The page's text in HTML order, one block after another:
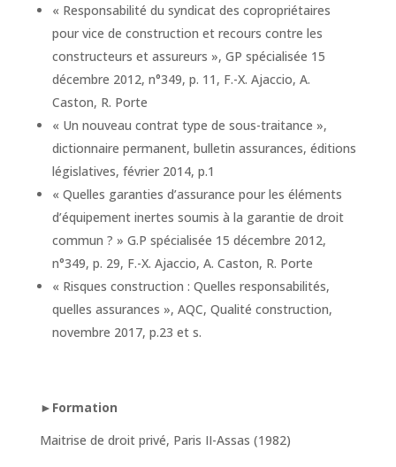
« Responsabilité du syndicat des copropriétaires
pour vice de construction et recours contre les
constructeurs et assureurs », GP spécialisée 15
décembre 2012, n°349, p. 11, F.-X. Ajaccio, A.
Caston, R. Porte
« Un nouveau contrat type de sous-traitance »,
dictionnaire permanent, bulletin assurances, éditions
législatives, février 2014, p.1
« Quelles garanties d’assurance pour les éléments
d’équipement inertes soumis à la garantie de droit
commun ? » G.P spécialisée 15 décembre 2012,
n°349, p. 29, F.-X. Ajaccio, A. Caston, R. Porte
« Risques construction : Quelles responsabilités,
quelles assurances », AQC, Qualité construction,
novembre 2017, p.23 et s.
►Formation
Maitrise de droit privé, Paris II-Assas (1982)